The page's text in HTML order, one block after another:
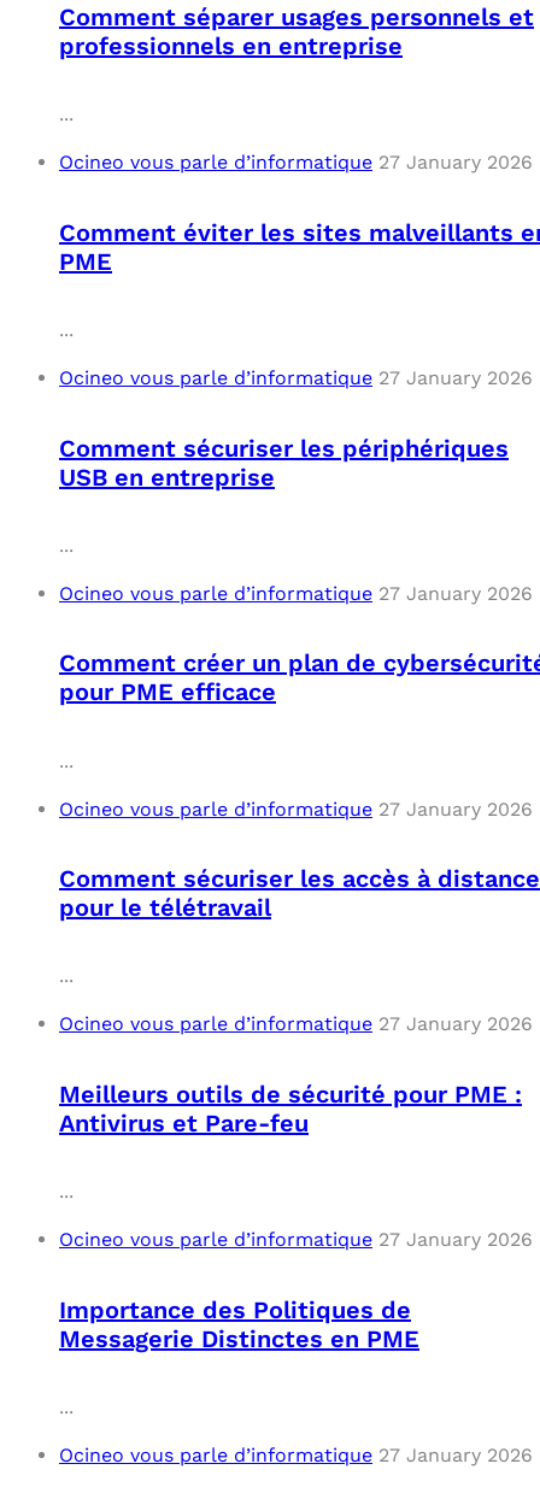
Comment séparer usages personnels et
professionnels en entreprise
...
Ocineo vous parle d’informatique 27 January 2026
Comment éviter les sites malveillants
PME
...
Ocineo vous parle d’informatique 27 January 2026
Comment sécuriser les périphériques
USB en entreprise
...
Ocineo vous parle d’informatique 27 January 2026
Comment créer un plan de
pour PME efficace
...
Ocineo vous parle d’informatique 27 January 2026
Comment sécuriser les accès à distance
pour le télétravail
...
Ocineo vous parle d’informatique 27 January 2026
Meilleurs outils de sécurité pour PME :
Antivirus et Pare-feu
...
Ocineo vous parle d’informatique 27 January 2026
Importance des Politiques de
Messagerie Distinctes en PME
...
Ocineo vous parle d’informatique 27 January 2026